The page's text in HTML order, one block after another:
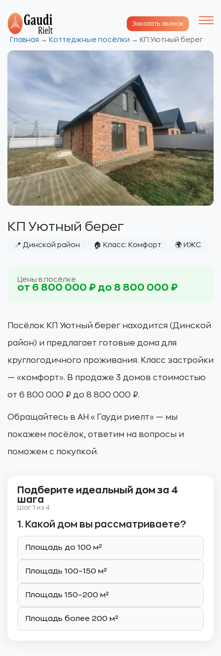
Заказать звонок
Главная → Коттеджные посёлки → КП Уютный берег
КП Уютный берег
📍 Динской район 🏠 Класс: Комфорт 🌍 ИЖС
Цены в посёлке
от 6 800 000 ₽ до 8 800 000 ₽
Посёлок КП Уютный берег находится (Динской
район) и предлагает готовые дома для
круглогодичного проживания. Класс застройки
— «комфорт». В продаже 3 домов стоимостью
от 6 800 000 ₽ до 8 800 000 ₽.
Обращайтесь в АН «Гауди риелт» — мы
покажем посёлок, ответим на вопросы и
поможем с покупкой.
Подберите идеальный дом за 4
шага
Шаг 1 из 4
1. Какой дом вы рассматриваете?
Площадь до 100 м²
Площадь 100–150 м²
Площадь 150–200 м²
Площадь более 200 м²